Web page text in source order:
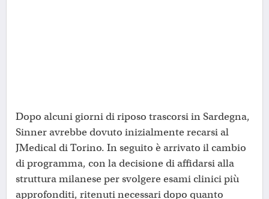
Dopo alcuni giorni di riposo trascorsi in Sardegna,
Sinner avrebbe dovuto inizialmente recarsi al
JMedical di Torino. In seguito è arrivato il cambio
di programma, con la decisione di affidarsi alla
struttura milanese per svolgere esami clinici più
approfonditi, ritenuti necessari dopo quanto